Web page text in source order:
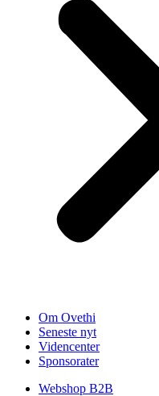
Om Ovethi
Seneste nyt
Videncenter
Sponsorater
Webshop B2B